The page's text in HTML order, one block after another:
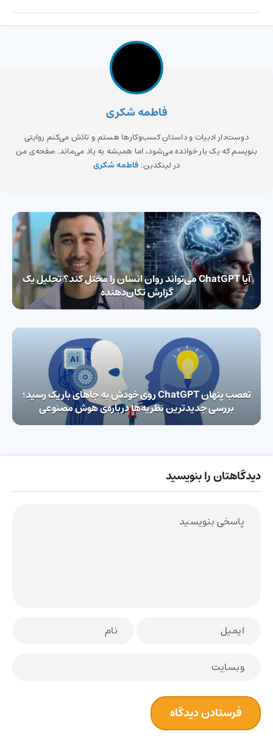
فاطمه شکری
دوست‌دار ادبیات و داستانِ کسب‌وکارها هستم و تلاش می‌کنم روایتی
بنویسم که یک بار خوانده می‌شود، اما همیشه به یاد می‌ماند. صفحه‌ی من
در لینکدین: فاطمه شکری
آیا ChatGPT می‌تواند روان انسان را مختل کند؟ تحلیل یک
گزارش تکان‌دهنده
تعصب پنهان ChatGPT روی خودش به جاهای باریک رسید؛
بررسی جدیدترین نظریه‌ها درباره‌ی هوش مصنوعی
دیدگاهتان را بنویسید